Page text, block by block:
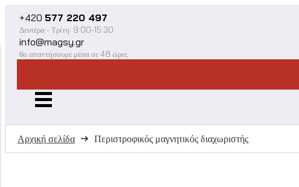
+420 577 220 497
Δευτέρα - Τρίτη: 9:00-15:30
info@magsy.gr
θα απαντήσουμε μέσα σε 48 ώρες
Αρχική σελίδα Περιστροφικός μαγνητικός διαχωριστής